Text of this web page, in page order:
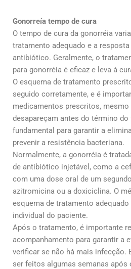
Gonorreía tempo de cura
O tempo de cura da gonorréia
tratamento adequado e a
antibiótico. Geralmente, o
para gonorréia é eficaz e leva à
O esquema de tratamento
seguido corretamente, e é
medicamentos prescritos,
desapareçam antes do término
fundamental para garantir a
prevenir a resistência bacteriana.
Normalmente, a gonorréia é
de antibiótico injetável, como a
com uma dose oral de um
azitromicina ou a doxiciclina. O
esquema de tratamento
individual do paciente.
Após o tratamento, é importante
acompanhamento para garantir a
verificar se não há mais infecção.
ser feitos algumas semanas